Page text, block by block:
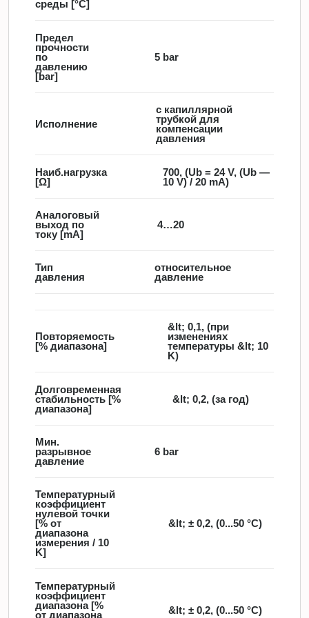
среды [°C]
Предел
прочности
по
давлению
[bar]
5 bar
Исполнение
с капиллярной
трубкой для
компенсации
давления
Наиб.нагрузка
[Ω]
700, (Ub = 24 V, (Ub —
10 V) / 20 mA)
Аналоговый
выход по
току [mA]
4…20
Тип
давления
относительное
давление
Повторяемость
[% диапазона]
&lt; 0,1, (при
изменениях
температуры &lt; 10
K)
Долговременная
стабильность [%
диапазона]
&lt; 0,2, (за год)
Мин.
разрывное
давление
6 bar
Температурный
коэффициент
нулевой точки
[% от
диапазона
измерения / 10
K]
&lt; ± 0,2, (0...50 °C)
Температурный
коэффициент
диапазона [%
от диапазона
&lt; ± 0,2, (0...50 °C)